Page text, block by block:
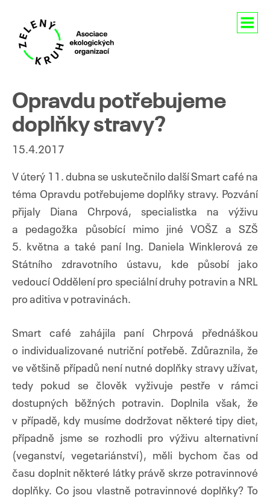
Naše aktivity
Pro média
Kontakty
Přejít
obsahu
webu
Opravdu potřebujeme
doplňky stravy?
15.4.2017
V úterý 11. dubna se uskutečnilo další Smart café na
téma Opravdu potřebujeme doplňky stravy. Pozvání
přijaly Diana Chrpová, specialistka na výživu
a pedagožka působící mimo jiné VOŠZ a SZŠ
5. května a také paní Ing. Daniela Winklerová ze
Státního zdravotního ústavu, kde působí jako
vedoucí Oddělení pro speciální druhy potravin a NRL
pro aditiva v potravinách.
Smart café zahájila paní Chrpová přednáškou
o individualizované nutriční potřebě. Zdůraznila, že
ve většině případů není nutné doplňky stravy užívat,
tedy pokud se člověk vyživuje pestře v rámci
dostupných běžných potravin. Doplnila však, že
v případě, kdy musíme dodržovat některé tipy diet,
případně jsme se rozhodli pro výživu alternativní
(veganství, vegetariánství), měli bychom čas od
času doplnit některé látky právě skrze potravinnové
doplňky. Co jsou vlastně potravinnové doplňky? To